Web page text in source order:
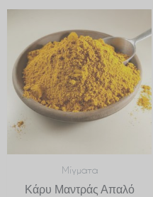
Μίγματα
Κάρυ Μαντράς Απαλό
range:
€ 2.99
through
€ 29.90